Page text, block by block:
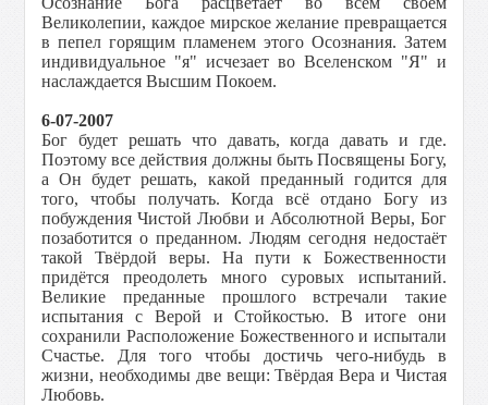
Великолепии, каждое мирское желание превращается
в пепел горящим пламенем этого Осознания. Затем
индивидуальное "я" исчезает во Вселенском "Я" и
наслаждается Высшим Покоем.
6-07-2007
Бог будет решать что давать, когда давать и где.
Поэтому все действия должны быть Посвящены Богу,
а Он будет решать, какой преданный годится для
того, чтобы получать. Когда всё отдано Богу из
побуждения Чистой Любви и Абсолютной Веры, Бог
позаботится о преданном. Людям сегодня недостаёт
такой Твёрдой веры. На пути к Божественности
придётся преодолеть много суровых испытаний.
Великие преданные прошлого встречали такие
испытания с Верой и Стойкостью. В итоге они
сохранили Расположение Божественного и испытали
Счастье. Для того чтобы достичь чего-нибудь в
жизни, необходимы две вещи: Твёрдая Вера и Чистая
Любовь.